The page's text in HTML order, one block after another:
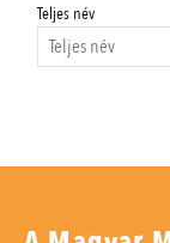
Teljes név